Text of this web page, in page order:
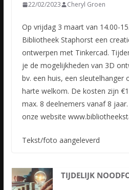
22/02/2023 Cheryl Groen
Op vrijdag 3 maart van 14.00-
Bibliotheek Staphorst een
ontwerpen met Tinkercad.
je de mogelijkheden van 3D
bv. een huis, een sleutelhanger
harte welkom. De kosten zijn
max. 8 deelnemers vanaf 8
onze website
Tekst/foto aangeleverd
TIJDELIJK